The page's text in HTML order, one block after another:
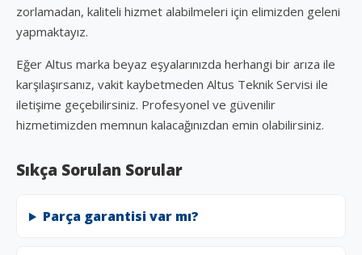
zorlamadan, kaliteli hizmet alabilmeleri için elimizden geleni
yapmaktayız.
Eğer Altus marka beyaz eşyalarınızda herhangi bir arıza ile
karşılaşırsanız, vakit kaybetmeden Altus Teknik Servisi ile
iletişime geçebilirsiniz. Profesyonel ve güvenilir
hizmetimizden memnun kalacağınızdan emin olabilirsiniz.
Sıkça Sorulan Sorular
Parça garantisi var mı?